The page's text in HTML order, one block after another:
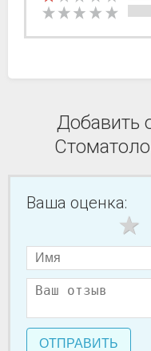
Добавить
Ваша оценка:
ОТПРАВИТЬ